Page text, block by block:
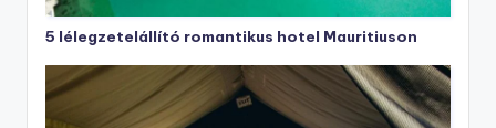
5 lélegzetelállító romantikus hotel Mauritiuson